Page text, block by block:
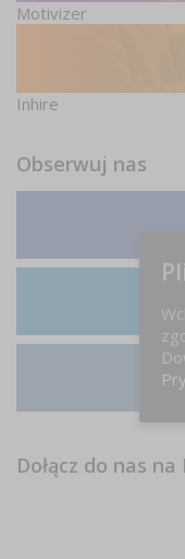
Motivizer
Inhire
Obserwuj nas
Dołącz do nas na